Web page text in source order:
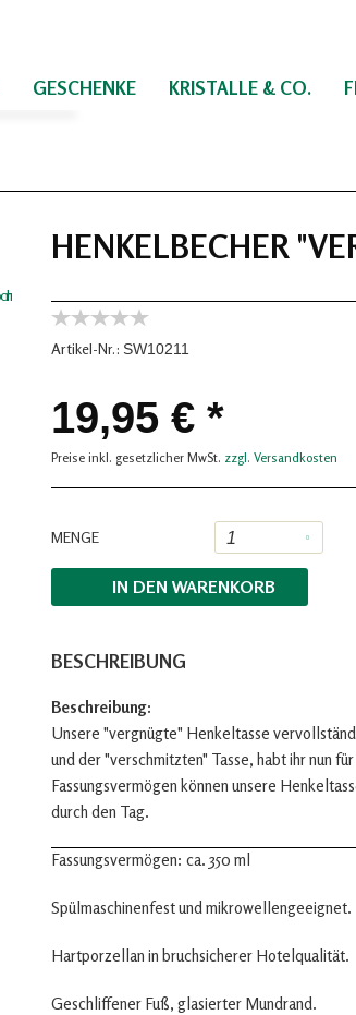
GESCHENKE KRISTALLE & CO.
HENKELBECHER
Artikel-Nr.: SW10211
19,95 € *
Preise inkl. gesetzlicher MwSt. zzgl. Versandkosten
MENGE
IN DEN WARENKORB
BESCHREIBUNG
Beschreibung:
Unsere "vergnügte" Henkeltasse
und der "verschmitzten" Tasse, habt ihr nun
Fassungsvermögen können unsere
durch den Tag.
Fassungsvermögen: ca. 350 ml
Spülmaschinenfest und mikrowellengeeignet.
Hartporzellan in bruchsicherer Hotelqualität.
Geschliffener Fuß, glasierter Mundrand.